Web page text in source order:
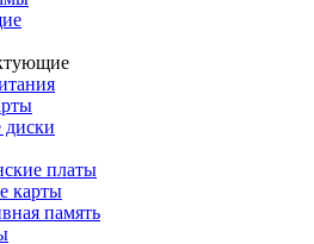
диски
платы
карты
память